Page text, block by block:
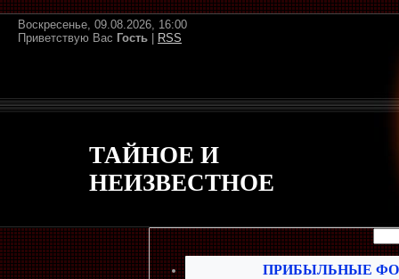
Воскресенье, 09.08.2026, 16:00
Приветствую Вас Гость RSS
ТАЙНОЕ И
НЕИЗВЕСТНОЕ
ПРИБЫЛЬНЫЕ